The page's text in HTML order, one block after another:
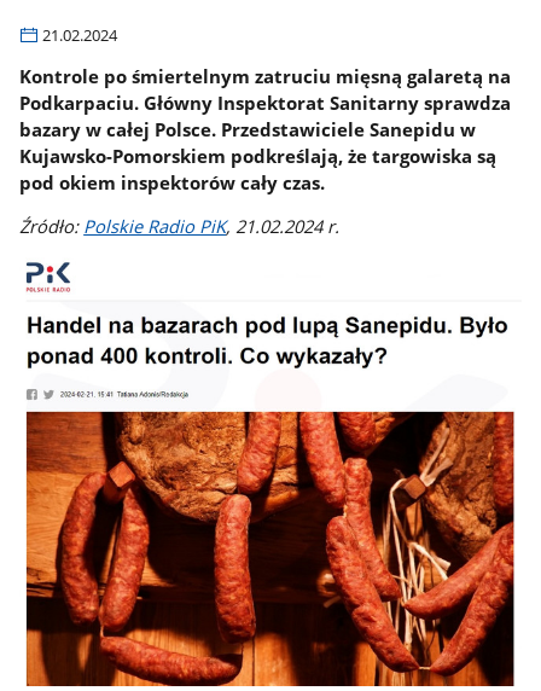
21.02.2024
Kontrole po śmiertelnym zatruciu mięsną galaretą na
Podkarpaciu. Główny Inspektorat Sanitarny sprawdza
bazary w całej Polsce. Przedstawiciele Sanepidu w
Kujawsko-Pomorskiem podkreślają, że targowiska są
pod okiem inspektorów cały czas.
Źródło: Polskie Radio PiK, 21.02.2024 r.